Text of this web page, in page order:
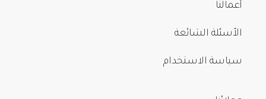
أعمالنا
الأسئلة الشائعة
سياسة الاستخدام